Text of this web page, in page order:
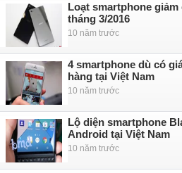
Loạt smartphone
tháng 3/2016
10 năm trước
4 smartphone dù có
hàng tại Việt Nam
10 năm trước
Lộ diện smartphone
Android tại Việt Nam
10 năm trước